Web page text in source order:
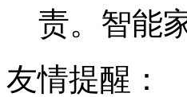
责。智能
友情提醒：